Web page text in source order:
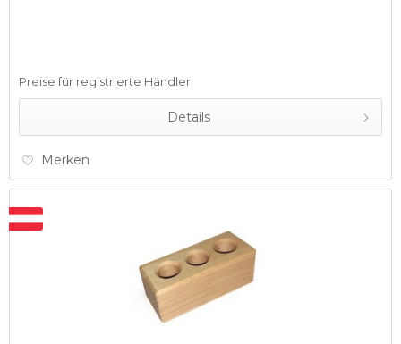
Preise für registrierte Händler
Details
Merken